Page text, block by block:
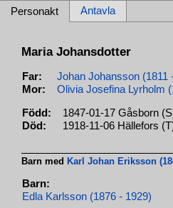
Personakt Antavla
Maria Johansdotter
Far:
Johan Johansson (1811
Mor:
Olivia Josefina Lyrholm
Född: 1847-01-17 Gåsborn
Död:
1918-11-06 Hällefors
Barn med Karl Johan Eriksson
Barn:
Edla Karlsson (1876 - 1929)